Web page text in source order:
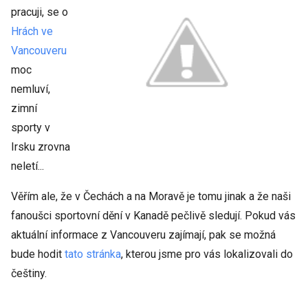
pracuji, se o
Hrách ve
Vancouveru
moc
nemluví,
zimní
sporty v
Irsku zrovna
neletí...
Věřím ale, že v Čechách a na Moravě je tomu jinak a že naši
fanoušci sportovní dění v Kanadě pečlivě sledují. Pokud vás
aktuální informace z Vancouveru zajímají, pak se možná
bude hodit tato stránka, kterou jsme pro vás lokalizovali do
češtiny.